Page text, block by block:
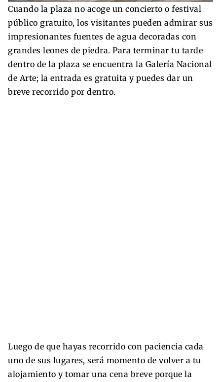
Cuando la plaza no acoge un concierto o festival
público gratuito, los visitantes pueden admirar sus
impresionantes fuentes de agua decoradas con
grandes leones de piedra. Para terminar tu tarde
dentro de la plaza se encuentra la Galería Nacional
de Arte; la entrada es gratuita y puedes dar un
breve recorrido por dentro.
Luego de que hayas recorrido con paciencia cada
uno de sus lugares, será momento de volver a tu
alojamiento y tomar una cena breve porque la